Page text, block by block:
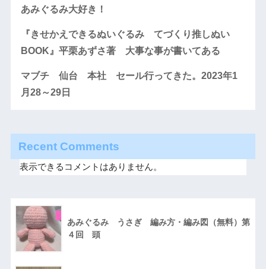
あみぐるみ大好き！
『きせかえできるぬいぐるみ てづくり推しぬい
BOOK』平栗あずさ著 大事な事が書いてある
マブチ 仙台 本社 セール行ってきた。2023年1
月28～29日
Recent Comments
表示できるコメントはありません。
あみぐるみ うさぎ 編み方・編み図（無料）第
４回 頭